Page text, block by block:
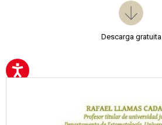
Descarga gratuita